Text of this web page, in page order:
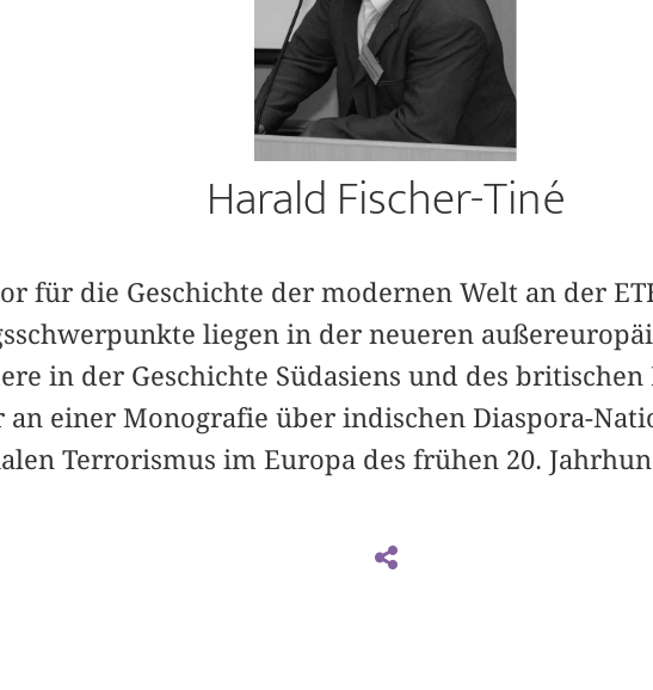
Harald Fischer-Tiné
für die Geschichte der modernen Welt an der
liegen in der neueren
in der Geschichte Südasiens und des
an einer Monografie über indischen Diaspora-
Terrorismus im Europa des frühen 20.